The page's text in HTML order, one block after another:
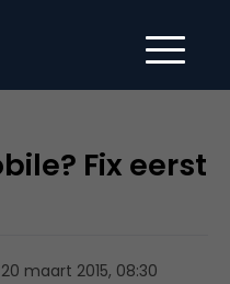
Fix eerst
20 maart 2015, 08:30